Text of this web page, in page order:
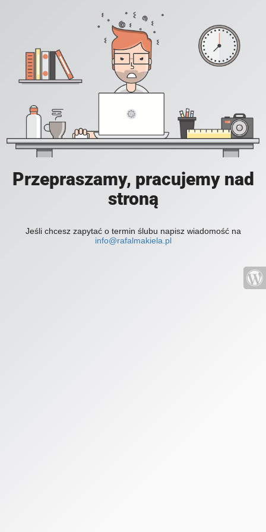
Przepraszamy, pracujemy nad
stroną
Jeśli chcesz zapytać o termin ślubu napisz wiadomość na
info@rafalmakiela.pl